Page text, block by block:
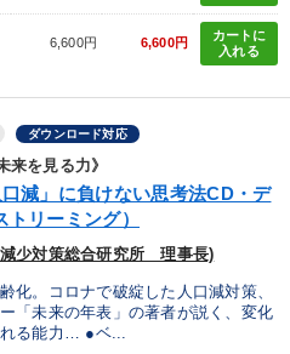
さえる
収録講演ＣＤ・講演ＤＶＤ・デジ
月】音声・映像
建設・不動産業
6,600円 6,600円
カートに
入れる
ダウンロード対応
来を見る力》
口減」に負けない思考法CD・デ
リーミング）
少対策総合研究所 理事長)
化。コロナで破綻した人口減対策、
「未来の年表」の著者が説く、変化
れる能力… ●ベ...